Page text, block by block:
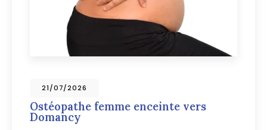
09/07/2026
Ostéopathe pour chien vers
Chamonix-Mont-Blanc